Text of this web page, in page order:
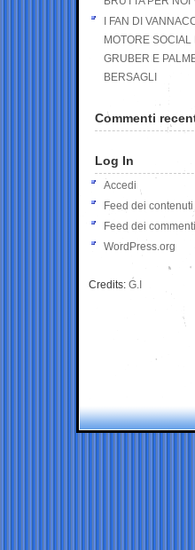
I FAN DI
MOTORE SOCIAL
GRUBER E
BERSAGLI
Commenti
Log In
Accedi
Feed dei contenuti
Feed dei commenti
WordPress.org
Credits: G.I